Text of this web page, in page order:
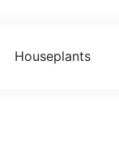
Houseplants